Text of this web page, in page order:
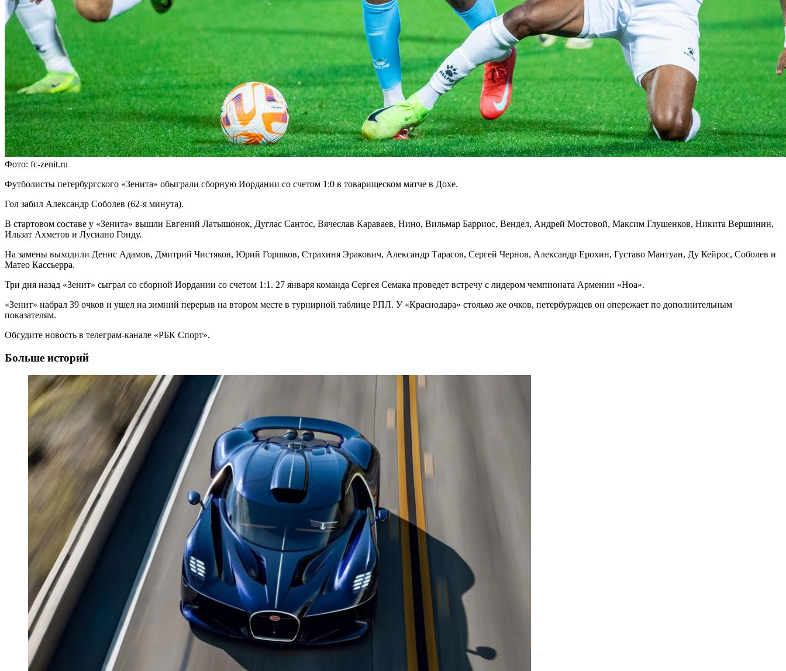
Фото: fc-zenit.ru
Футболисты петербургского «Зенита» обыграли сборную Иордании со счетом 1:0 в товарищеском матче в Дохе.
Гол забил Александр Соболев (62-я минута).
В стартовом составе у «Зенита» вышли Евгений Латышонок, Дуглас Сантос, Вячеслав Караваев, Нино, Вильмар Барриос, Вендел, Андрей Мостовой, Максим Глушенков, Никита Вершинин,
Ильзат Ахметов и Лусиано Гонду.
На замены выходили Денис Адамов, Дмитрий Чистяков, Юрий Горшков, Страхиня Эракович, Александр Тарасов, Сергей Чернов, Александр Ерохин, Густаво Мантуан, Ду Кейрос, Соболев и
Матео Кассьерра.
Три дня назад «Зенит» сыграл со сборной Иордании со счетом 1:1. 27 января команда Сергея Семака проведет встречу с лидером чемпионата Армении «Ноа».
«Зенит» набрал 39 очков и ушел на зимний перерыв на втором месте в турнирной таблице РПЛ. У «Краснодара» столько же очков, петербуржцев он опережает по дополнительным
показателям.
Обсудите новость в телеграм-канале «РБК Спорт».
Больше историй